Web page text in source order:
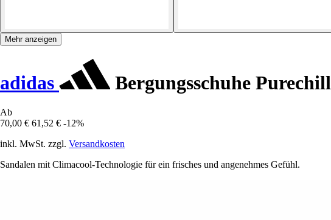
Mehr anzeigen
adidas Bergungsschuhe Purechill
Ab
70,00 € 61,52 € -12%
inkl. MwSt. zzgl. Versandkosten
Sandalen mit Climacool-Technologie für ein frisches und angenehmes Gefühl.